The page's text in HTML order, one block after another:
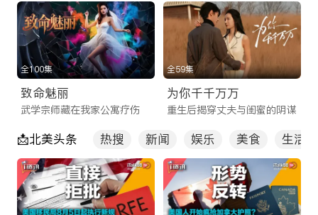
只需轻轻一点，即可开启您的海外华人追剧之旅，让乡愁在光影
中得到慰藉。
一站式满足：从iTalkBB TV App到网页端的无缝体验
为了适应现代快节奏的生活方式，我们不仅优化了网页端体验，
更重磅推出了功能强大的 iTalkBB TV App。这不仅仅是一款普
通的线上看剧app，更是您口袋里的移动娱乐中心。
相比市面上其他不稳定的海外看剧app，我们的应用程序拥有以
下核心优势：
多端同步：无论是在电脑、平板还是手机上，您的观看记录实时
全100集
致命魅丽
武学宗师藏在我家公寓疗伤
全59集
为你千千万万
重生后揭穿丈夫与闺蜜的阴谋
📩北美头条 热搜 新闻 娱乐 美食 生活